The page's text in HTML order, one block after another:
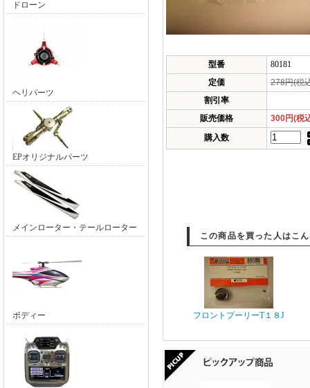
ドローン
ヘリパーツ
EPオリジナルパーツ
メインローター・テールローター
ボディー
型番
80181
定価
278円(税
割引率
販売価格
300円(税
購入数
この商品を買った人はこ
フロントプーリーT１８J